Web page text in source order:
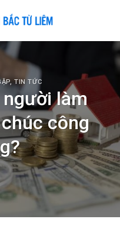
,TIN TỨC
làm
công